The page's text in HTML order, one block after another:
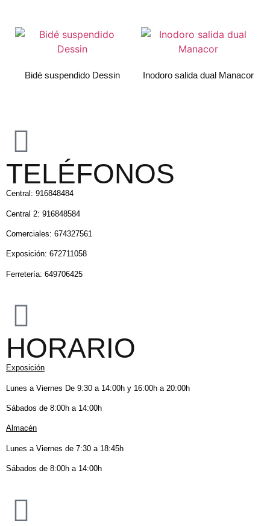
Bidé suspendido Dessin Inodoro salida dual Manacor
TELÉFONOS
Central: 916848484
Central 2: 916848584
Comerciales: 674327561
Exposición: 672711058
Ferretería: 649706425
HORARIO
Exposición
Lunes a Viernes De 9:30 a 14:00h y 16:00h a 20:00h
Sábados de 8:00h a 14:00h
Almacén
Lunes a Viernes de 7:30 a 18:45h
Sábados de 8:00h a 14:00h